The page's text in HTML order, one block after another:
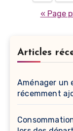
« Page
Articles
Aménager un
récemment